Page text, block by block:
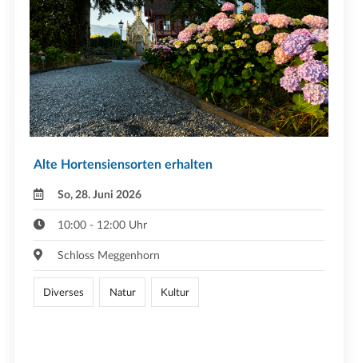
Alte Hortensiensorten erhalten
So, 28. Juni 2026
10:00 - 12:00 Uhr
Schloss Meggenhorn
Diverses Natur Kultur